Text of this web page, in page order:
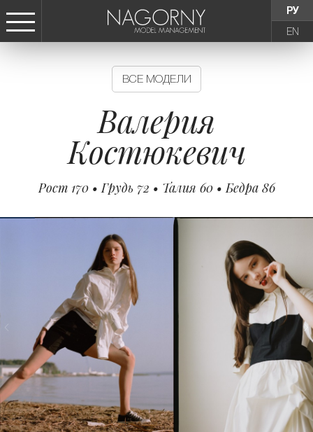
РУ
EN
СТАТЬ МОДЕЛЬЮ
ТИНЕЙДЖЕРЫ
ДЕТИ
АГЕНТСТВО
НОВОСТИ
КОНТАКТЫ
ВСЕ МОДЕЛИ
Валерия
Костюкевич
Рост 170 • Грудь 72 • Талия 60 • Бедра 86